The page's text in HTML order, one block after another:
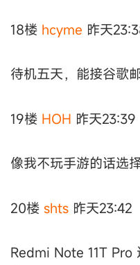
18楼 hcyme 昨天
待机五天，能接谷歌
19楼 HOH 昨天23:39
像我不玩手游的话选
20楼 shts 昨天23:42
Redmi Note 11T Pro